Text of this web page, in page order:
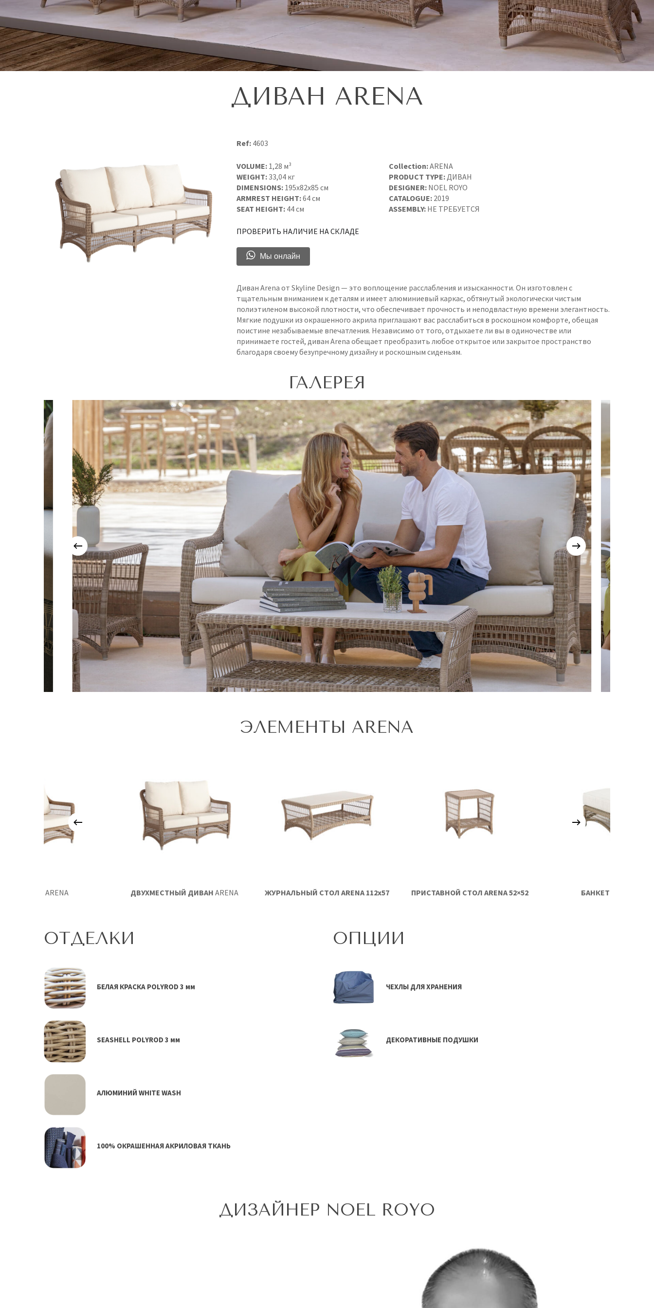
ДИВАН ARENA
Ref:4603
VOLUME: 1,28 м³
WEIGHT:33,04 кг
DIMENSIONS: 195x82x85 см
ARMREST HEIGHT:64 см
SEAT HEIGHT: 44 см
Collection:ARENA
PRODUCT TYPE: ДИВАН
DESIGNER: NOEL ROYO
CATALOGUE: 2019
ASSEMBLY: НЕ ТРЕБУЕТСЯ
ПРОВЕРИТЬ НАЛИЧИЕ НА СКЛАДЕ
Мы онлайн
Диван Arena от Skyline Design — это воплощение расслабления и изысканности. Он изготовлен с
тщательным вниманием к деталям и имеет алюминиевый каркас, обтянутый экологически чистым
полиэтиленом высокой плотности, что обеспечивает прочность и неподвластную времени элегантность.
Мягкие подушки из окрашенного акрила приглашают вас расслабиться в роскошном комфорте, обещая
поистине незабываемые впечатления. Независимо от того, отдыхаете ли вы в одиночестве или
принимаете гостей, диван Arena обещает преобразить любое открытое или закрытое пространство
благодаря своему безупречному дизайну и роскошным сиденьям.
ГАЛЕРЕЯ
ЭЛЕМЕНТЫ ARENA
ЖУРНАЛЬНЫЙ СТОЛ ARENA 112х57 ПРИСТАВНОЙ СТОЛ ARENA 52×52 БАНКЕТКА
ARENA ДВУХМЕСТНЫЙ ДИВАН ARENA
ОТДЕЛКИ
БЕЛАЯ КРАСКА POLYROD 3 мм
SEASHELL POLYROD 3 мм
АЛЮМИНИЙ WHITE WASH
100% ОКРАШЕННАЯ АКРИЛОВАЯ ТКАНЬ
ОПЦИИ
ЧЕХЛЫ ДЛЯ ХРАНЕНИЯ
ДЕКОРАТИВНЫЕ ПОДУШКИ
ДИЗАЙНЕР NOEL ROYO